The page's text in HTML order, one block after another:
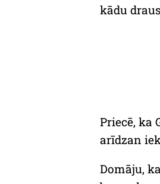
kādu
Priecē, ka
arīdzan
Domāju,